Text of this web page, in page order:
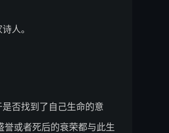
人。
否找到了自己生命的意
誉或者死后的衰荣都与此生